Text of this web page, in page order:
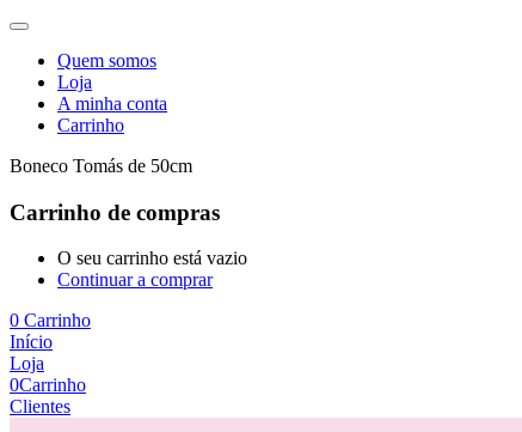
Quem somos
Loja
A minha conta
Carrinho
Boneco Tomás de 50cm
Carrinho de compras
O seu carrinho está vazio
Continuar a comprar
0 Carrinho
Início
Loja
0Carrinho
Clientes